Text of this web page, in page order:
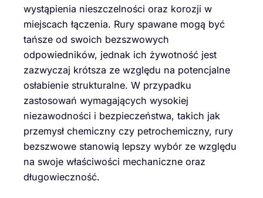
wystąpienia nieszczelności oraz korozji w
miejscach łączenia. Rury spawane mogą być
tańsze od swoich bezszwowych
odpowiedników, jednak ich żywotność jest
zazwyczaj krótsza ze względu na potencjalne
osłabienie strukturalne. W przypadku
zastosowań wymagających wysokiej
niezawodności i bezpieczeństwa, takich jak
przemysł chemiczny czy petrochemiczny, rury
bezszwowe stanowią lepszy wybór ze względu
na swoje właściwości mechaniczne oraz
długowieczność.